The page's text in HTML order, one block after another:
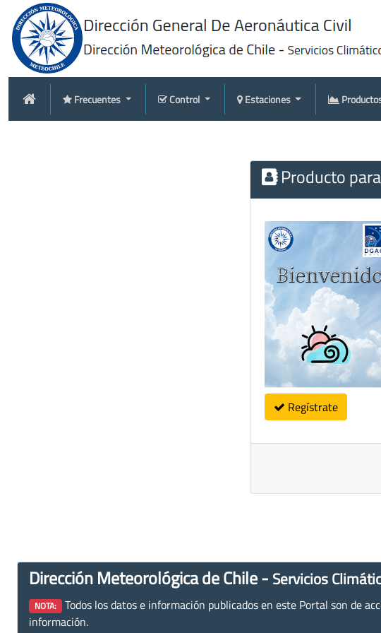
Frecuentes Control Estaciones
Producto
Regístrate
Dirección Meteorológica de Chile - Servicios
NOTA: Todos los datos e información publicados en este Portal son de
información.